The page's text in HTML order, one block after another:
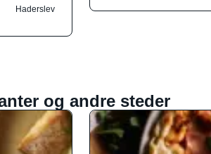
Haderslev
og andre steder